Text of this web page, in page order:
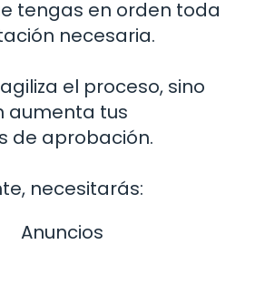
tengas en orden toda
necesaria.
el proceso, sino
aumenta tus
de aprobación.
necesitarás:
Anuncios